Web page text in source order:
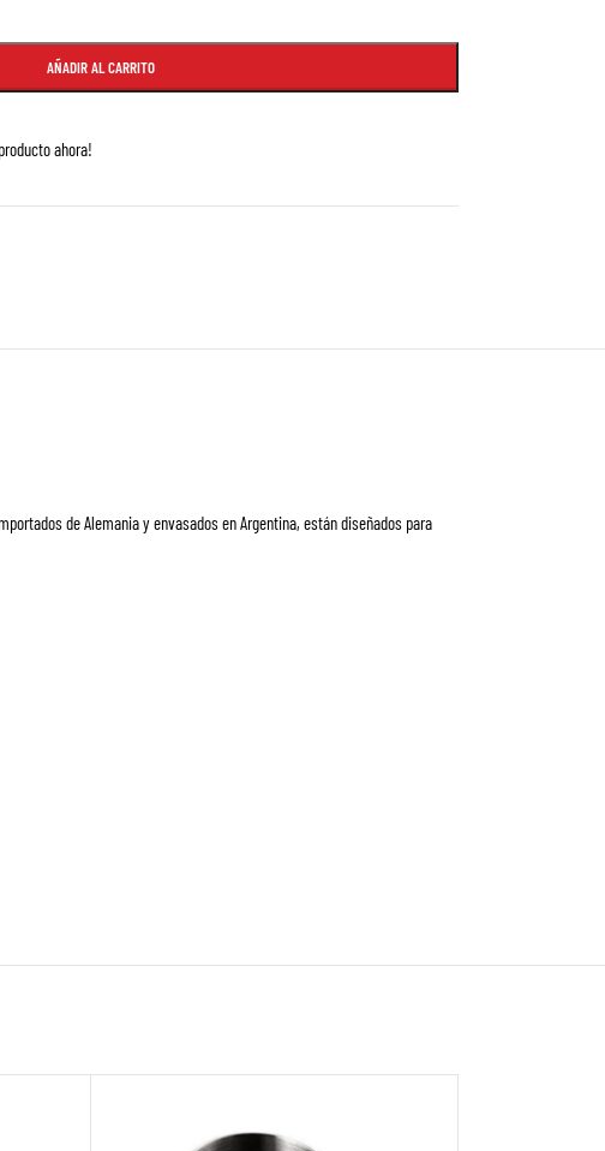
AÑADIR AL CARRITO
ahora!
de Alemania y envasados en Argentina, están diseñados para